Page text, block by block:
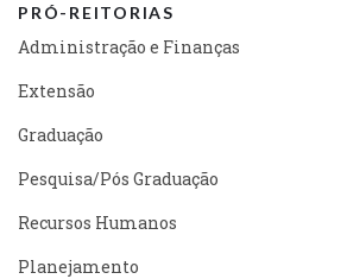
PRÓ-REITORIAS
Administração e Finanças
Extensão
Graduação
Pesquisa/Pós Graduação
Recursos Humanos
Planejamento